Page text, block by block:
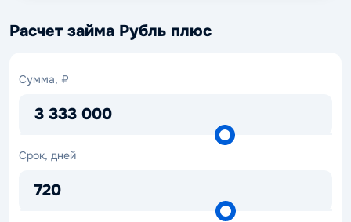
Расчет займа Рубль плюс
Сумма, ₽
3 333 000
Сумма,
Срок, дней
720
Срок,